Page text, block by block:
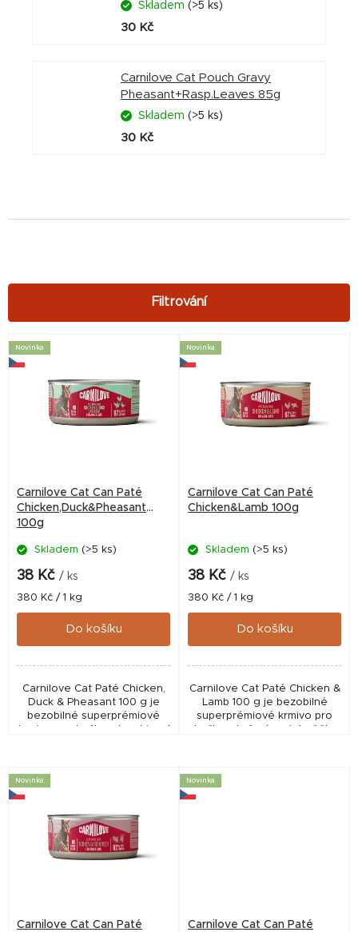
Skladem (>5 ks)
30 Kč
Carnilove Cat Pouch Gravy
Pheasant+Rasp.Leaves 85g
Skladem (>5 ks)
30 Kč
V
ý
o
d
Novinka
Carnilove Cat Can Paté
Chicken,Duck&Pheasant
100g
Skladem (>5 ks)
38 Kč / ks
Měrná
cena:
380 Kč / 1 kg
Do košíku
Carnilove Cat Paté Chicken,
Duck & Pheasant 100 g je
bezobilné superprémiové
krmivo pro kočky s kombinací
Novinka
Carnilove Cat Can Paté
Chicken&Lamb 100g
Skladem (>5 ks)
38 Kč / ks
Měrná
cena:
380 Kč / 1 kg
Do košíku
Carnilove Cat Paté Chicken &
Lamb 100 g je bezobilné
superprémiové krmivo pro
kočky s kuřecím a jehněčím
Novinka
Carnilove Cat Can Paté
Novinka
Carnilove Cat Can Paté